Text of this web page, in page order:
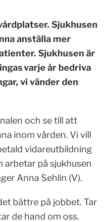
Sjukhusen
anställa mer
Sjukhusen är
varje år bedriva
vi vänder den
och se till att
inom vården. Vi vill
vidareutbildning
arbetar på sjukhusen
Anna Sehlin (V).
bättre på jobbet. Tar
de hand om oss.